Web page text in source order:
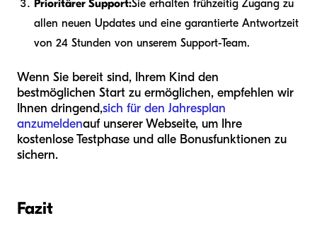
Prioritärer Support:Sie erhalten frühzeitig Zugang zu
allen neuen Updates und eine garantierte Antwortzeit
von 24 Stunden von unserem Support-Team.
Wenn Sie bereit sind, Ihrem Kind den
bestmöglichen Start zu ermöglichen, empfehlen wir
Ihnen dringend,sich für den Jahresplan
anzumeldenauf unserer Webseite, um Ihre
kostenlose Testphase und alle Bonusfunktionen zu
sichern.
Fazit